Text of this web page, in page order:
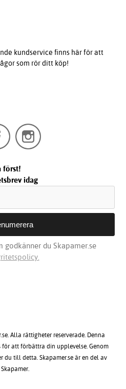
kundservice finns här för att
som rör ditt köp!
först!
idag
du Skapamer.se
Alla rättigheter reserverade. Denna
för att förbättra din upplevelse. Genom
du till detta. Skapamer.se är en del av
Skapamer.